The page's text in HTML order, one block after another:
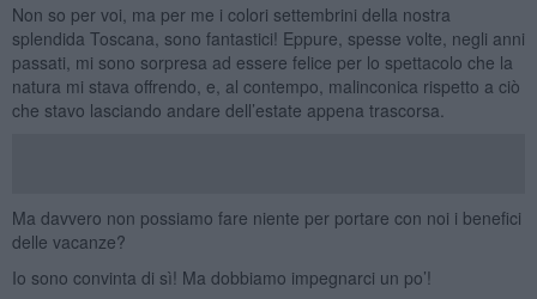
Non so per voi, ma per me i colori settembrini della nostra
splendida Toscana, sono fantastici! Eppure, spesse volte, negli anni
passati, mi sono sorpresa ad essere felice per lo spettacolo che la
natura mi stava offrendo, e, al contempo, malinconica rispetto a ciò
che stavo lasciando andare dell’estate appena trascorsa.
Ma davvero non possiamo fare niente per portare con noi i benefici
delle vacanze?
Io sono convinta di sì! Ma dobbiamo impegnarci un po’!